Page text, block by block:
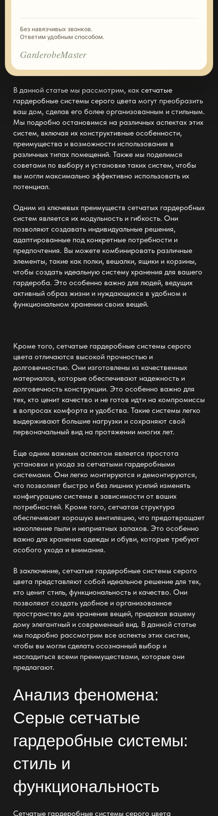
Без навязчивых звонков.
Ответим удобным способом.
GarderobeMaster
В данной статье мы рассмотрим, каксетчатые
гардеробные системы серого цвета могут преобразить
ваш дом, сделав его более организованным и стильным.
Мы подробно остановимся на различных аспектах этих
систем, включая их конструктивные особенности,
преимущества и возможности использования в
различных типах помещений. Также мы поделимся
советами по выбору и установке таких систем, чтобы
вы могли максимально эффективно использовать их
потенциал.
Одним из ключевых преимуществ сетчатых гардеробных
систем является их модульность и гибкость. Они
позволяют создавать индивидуальные решения,
адаптированные под конкретные потребности и
предпочтения. Вы можете комбинировать различные
элементы, такие как полки, вешалки, ящики и корзины,
чтобы создать идеальную систему хранения для вашего
гардероба. Это особенно важно для людей, ведущих
активный образ жизни и нуждающихся в удобном и
функциональном хранении своих вещей.
Кроме того, сетчатые гардеробные системы серого
цвета отличаются высокой прочностью и
долговечностью. Они изготовлены из качественных
материалов, которые обеспечивают надежность и
долговечность конструкции. Это особенно важно для
тех, кто ценит качество и не готов идти на компромиссы
в вопросах комфорта и удобства. Такие системы легко
выдерживают большие нагрузки и сохраняют свой
первоначальный вид на протяжении многих лет.
Еще одним важным аспектом является простота
установки и ухода за сетчатыми гардеробными
системами. Они легко монтируются и демонтируются,
что позволяет быстро и без лишних усилий изменять
конфигурацию системы в зависимости от ваших
потребностей. Кроме того, сетчатая структура
обеспечивает хорошую вентиляцию, что предотвращает
накопление пыли и неприятных запахов. Это особенно
важно для хранения одежды и обуви, которые требуют
особого ухода и внимания.
В заключение, сетчатые гардеробные системы серого
цвета представляют собой идеальное решение для тех,
кто ценит стиль, функциональность и качество. Они
позволяют создать удобное и организованное
пространство для хранения вещей, придавая вашему
дому элегантный и современный вид. В данной статье
мы подробно рассмотрим все аспекты этих систем,
чтобы вы могли сделать осознанный выбор и
насладиться всеми преимуществами, которые они
предлагают.
Анализ феномена:
Серые сетчатые
гардеробные системы:
стиль и
функциональность
Сетчатые гардеробные системы серого цвета